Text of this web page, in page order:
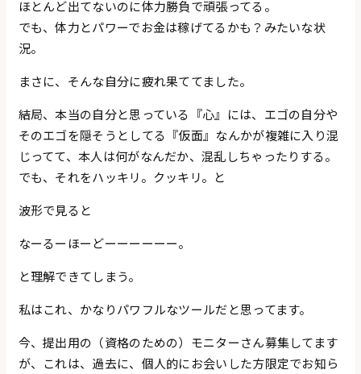
ほとんど出てないのに体力勝負で頑張ってる。
でも、体力とパワーでお金は稼げてるかも？みたいな状
況。
まさに、そんな自分に疲れ果ててました。
結局、本当の自分と思っている『心』には、エゴの自分や
そのエゴを隠そうとしてる『仮面』なんかが複雑に入り混
じってて、本人は何がなんだか、混乱しちゃったりする。
でも、それをハッキリ。クッキリ。と
波形で見ると
なーるーほーどーーーーーー。
と理解できてしまう。
私はこれ、かなりパワフルなツールだと思ってます。
今、提出用の（資格のための）モニターさん募集してます
が、これは、過去に、個人的にお会いした方限定でお知ら